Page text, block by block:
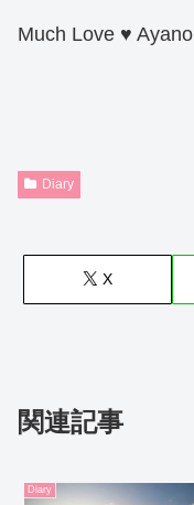
Much Love ♥ Ayano
Diary
X
関連記事
Diary